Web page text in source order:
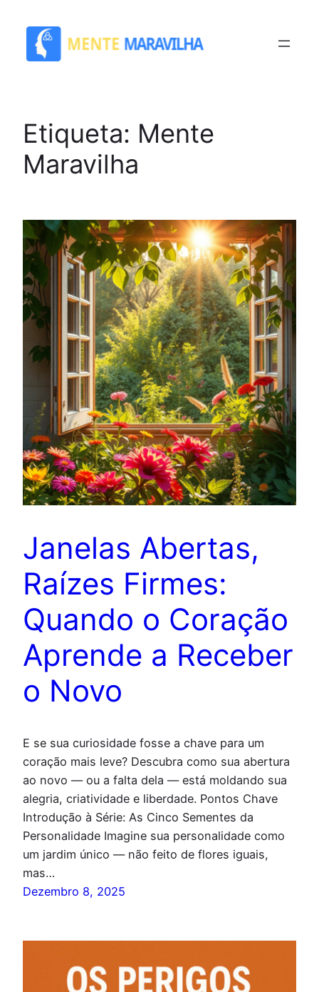
para
Etiqueta: Mente
Maravilha
Janelas Abertas,
Raízes Firmes:
Quando o Coração
Aprende a Receber
o Novo
E se sua curiosidade fosse a chave para um
coração mais leve? Descubra como sua abertura
ao novo — ou a falta dela — está moldando sua
alegria, criatividade e liberdade. Pontos Chave
Introdução à Série: As Cinco Sementes da
Personalidade Imagine sua personalidade como
um jardim único — não feito de flores iguais,
mas…
Dezembro 8, 2025